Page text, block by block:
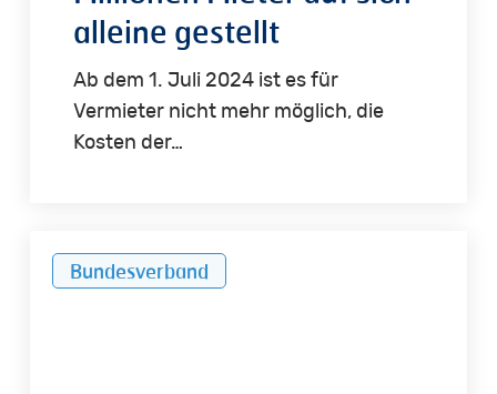
alleine gestellt
Ab dem 1. Juli 2024 ist es für
Vermieter nicht mehr möglich, die
Kosten der…
Bundesverband